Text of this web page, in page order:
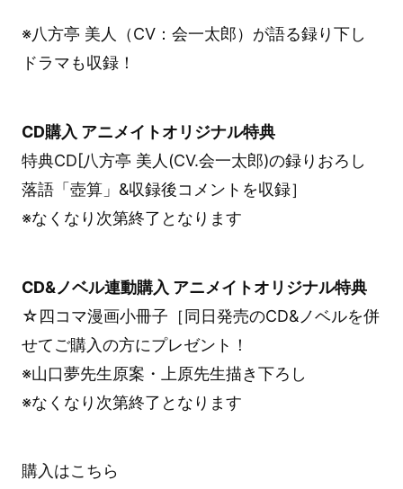
※八方亭 美人（CV：会一太郎）が語る録り下し
ドラマも収録！
CD購入 アニメイトオリジナル特典
特典CD[八方亭 美人(CV.会一太郎)の録りおろし
落語「壺算」&収録後コメントを収録］
※なくなり次第終了となります
CD&ノベル連動購入 アニメイトオリジナル特典
☆四コマ漫画小冊子［同日発売のCD&ノベルを併
せてご購入の方にプレゼント！
※山口夢先生原案・上原先生描き下ろし
※なくなり次第終了となります
購入はこちら